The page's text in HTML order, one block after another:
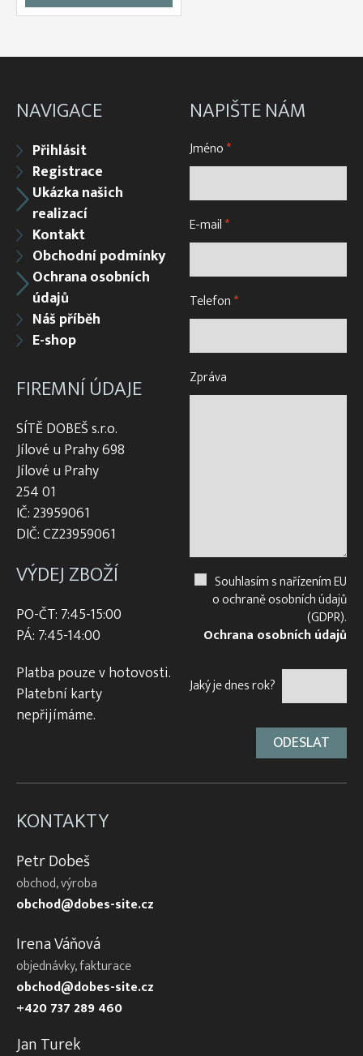
NAVIGACE
Přihlásit
Registrace
Ukázka našich
realizací
Kontakt
Obchodní podmínky
Ochrana osobních
údajů
Náš příběh
E-shop
FIREMNÍ ÚDAJE
SÍTĚ DOBEŠ s.r.o.
Jílové u Prahy 698
Jílové u Prahy
254 01
IČ: 23959061
DIČ: CZ23959061
VÝDEJ ZBOŽÍ
PO-ČT: 7:45-15:00
PÁ: 7:45-14:00
Platba pouze v hotovosti.
Platební karty
nepřijímáme.
NAPIŠTE NÁM
Jméno*
E-mail*
Telefon*
Zpráva
Souhlasím s nařízením EU
o ochraně osobních údajů
(GDPR).
Ochrana osobních údajů
Jaký je dnes rok?
KONTAKTY
Petr Dobeš
obchod, výroba
obchod@dobes-site.cz
Irena Váňová
objednávky, fakturace
obchod@dobes-site.cz
+420 737 289 460
Jan Turek